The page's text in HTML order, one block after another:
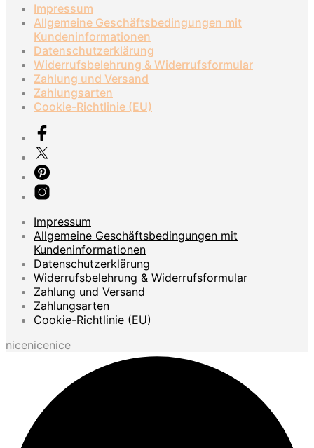
können
auf
Produktseite
gewählt
Impressum
Allgemeine Geschäftsbedingungen mit
Kundeninformationen
Datenschutzerklärung
Widerrufsbelehrung & Widerrufsformular
Zahlung und Versand
Zahlungsarten
Cookie-Richtlinie (EU)
Impressum
Allgemeine Geschäftsbedingungen mit
Kundeninformationen
Datenschutzerklärung
Widerrufsbelehrung & Widerrufsformular
Zahlung und Versand
Zahlungsarten
Cookie-Richtlinie (EU)
nicenicenice